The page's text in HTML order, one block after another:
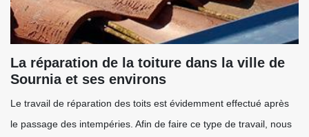
La réparation de la toiture dans la ville de
Sournia et ses environs
Le travail de réparation des toits est évidemment effectué après
le passage des intempéries. Afin de faire ce type de travail, nous